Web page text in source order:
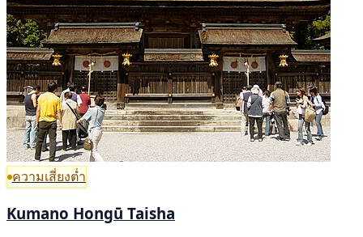
ความเสี่ยงต่ำ
Kumano Hongū Taisha